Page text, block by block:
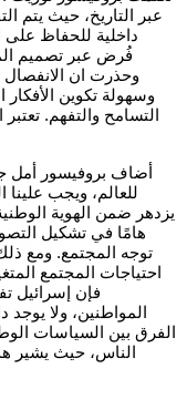
عبر التاريخ، حيث يتم
داخلية للحفاظ على
فُرض عبر تصميم
وحذرت ان الانفصال
وسهولة تكوين الأفكار
التسامح والتفهم.
أضاف بروفيسور أمل
للعالم، ويجب علينا
يزدهر ضمن الهوية
هامًا في تشكيل
توجه المجتمع. ومع
احتياجات المجتمع
فإن إسرائيل
المواطنين، ولا
الفرق بين السياسات
الناس، حيث يشير